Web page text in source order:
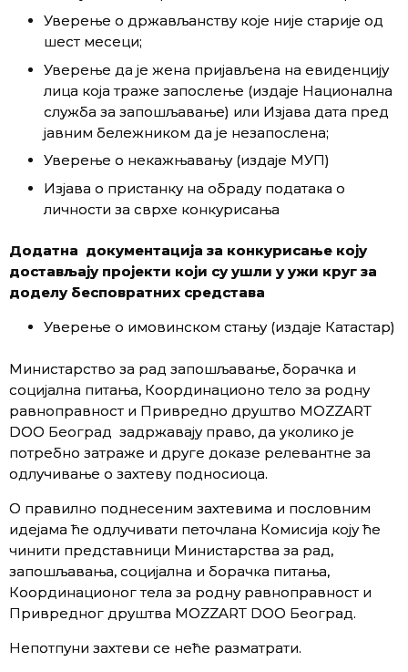
Уверење о држављанству које није старије од
шест месеци;
Уверење да је жена пријављена на евиденцију
лица која траже запослење (издаје Национална
служба за запошљавање) или Изјава дата пред
јавним бележником да је незапослена;
Уверење о некажњавању (издаје МУП)
Изјава о пристанку на обраду података о
личности за сврхе конкурисања
Додатна документација за конкурисање коју
достављају пројекти који су ушли у ужи круг за
доделу бесповратних средстава
Уверење о имовинском стању (издаје Катастар)
Министарство за рад запошљавање, борачка и
социјална питања, Координационо тело за родну
равноправност и Привредно друштво MOZZART
DOO Београд задржавају право, да уколико је
потребно затраже и друге доказе релевантне за
одлучивање о захтеву подносиоца.
О правилно поднесеним захтевима и пословним
идејама ће одлучивати петочлана Комисија коју ће
чинити представници Министарства за рад,
запошљавања, социјална и борачка питања,
Координационог тела за родну равноправност и
Привредног друштва MOZZART DOO Београд.
Непотпуни захтеви се неће разматрати.